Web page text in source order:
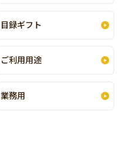
目録ギフト
ご利用用途
業務用